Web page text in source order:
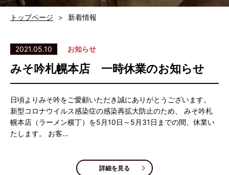
トップページ 新着情報
2021.05.10 お知らせ
みそ吟札幌本店 一時休業のお知らせ
日頃よりみそ吟をご愛顧いただき誠にありがとうございます。
新型コロナウイルス感染症の感染再拡大防止のため、 みそ吟札
幌本店（ラーメン横丁）を5月10日～5月31日までの間、休業い
たします。 お客…
詳細を見る